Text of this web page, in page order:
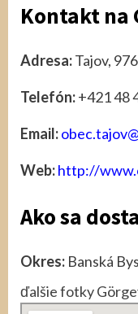
Kontakt na
Adresa:Tajov,
Telefón:+421 48
Email:
Web:http://
Ako sa
Okres: Banská
ďalšie fotky